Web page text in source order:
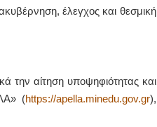
έλεγχος και θεσμική
την αίτηση υποψηφιότητας και
(https://apella.minedu.gov.gr),